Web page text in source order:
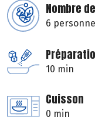
Nombre
6
10 min
Cuisson
0 min